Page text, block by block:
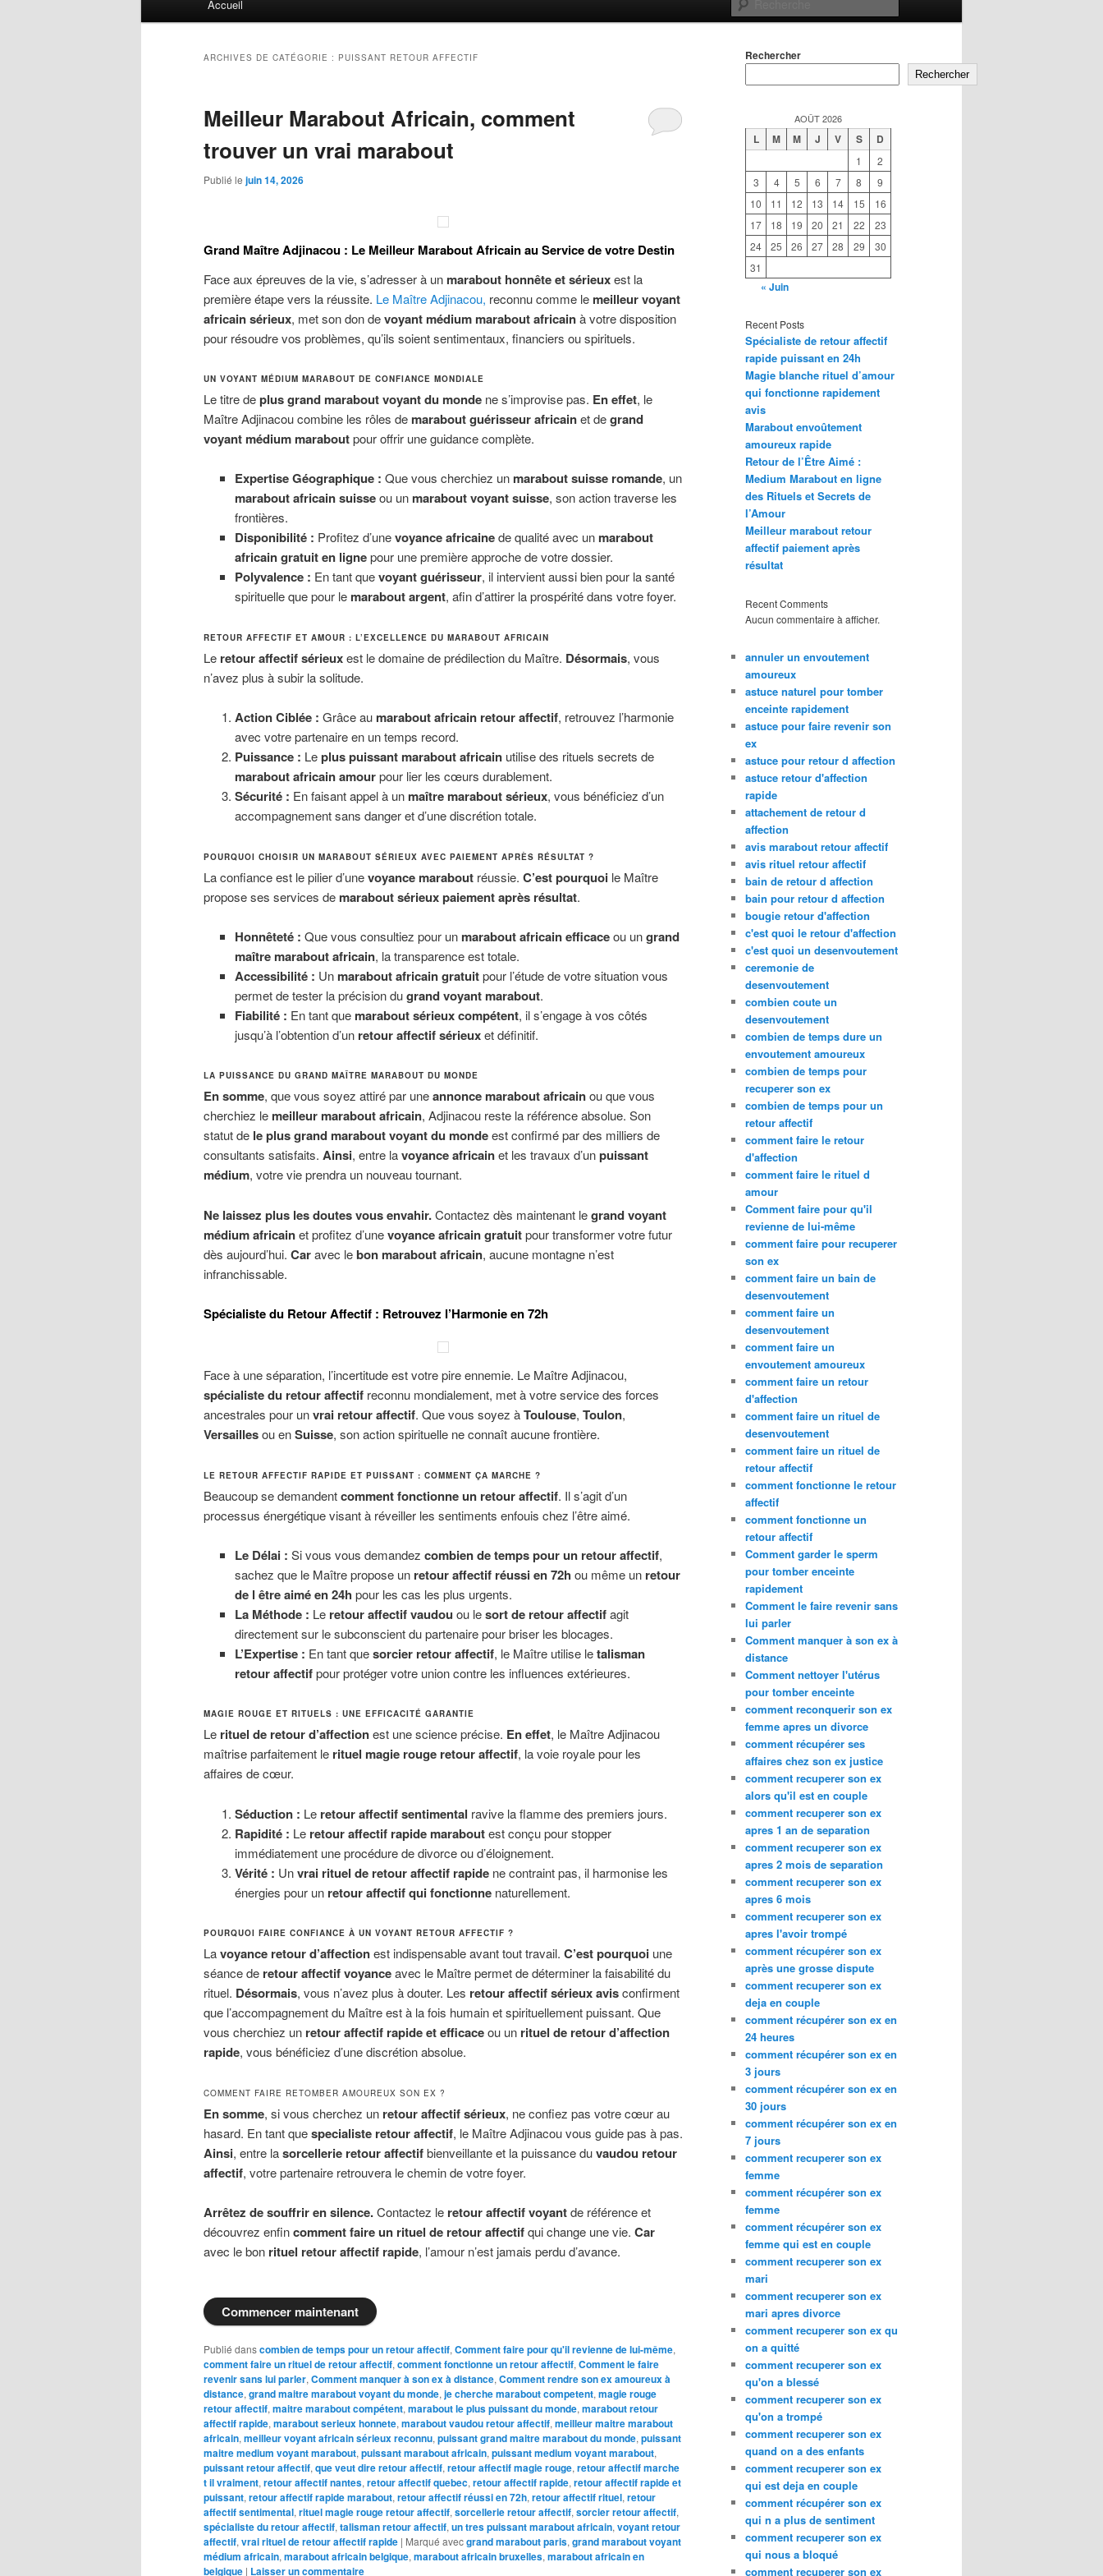
Accueil
ARCHIVES DE CATÉGORIE : PUISSANT RETOUR AFFECTIF
Meilleur Marabout Africain, comment
trouver un vrai marabout
Publié le juin 14, 2026
Grand Maître Adjinacou : Le Meilleur Marabout Africain au Service de votre Destin
Face aux épreuves de la vie, s’adresser à un marabout honnête et sérieuxest la
première étape vers la réussite. Le Maître Adjinacou, reconnu comme le meilleur voyant
africain sérieux, met son don devoyant médium marabout africainà votre disposition
pour résoudre vos problèmes, qu’ils soient sentimentaux, financiers ou spirituels.
UN VOYANT MÉDIUM MARABOUT DE CONFIANCE MONDIALE
Le titre deplus grand marabout voyant du monde ne s’improvise pas. En effet, le
Maître Adjinacou combine les rôles de marabout guérisseur africainet degrand
voyant médium maraboutpour offrir une guidance complète.
Expertise Géographique : Que vous cherchiez un marabout suisse romande, un
marabout africain suisseou un marabout voyant suisse, son action traverse les
frontières.
Disponibilité : Profitez d’unevoyance africainede qualité avec un marabout
africain gratuit en lignepour une première approche de votre dossier.
Polyvalence : En tant quevoyant guérisseur, il intervient aussi bien pour la santé
spirituelle que pour le marabout argent, afin d’attirer la prospérité dans votre foyer.
RETOUR AFFECTIF ET AMOUR : L’EXCELLENCE DU MARABOUT AFRICAIN
Le retour affectif sérieuxest le domaine de prédilection du Maître. Désormais, vous
n’avez plus à subir la solitude.
Action Ciblée : Grâce au marabout africain retour affectif, retrouvez l’harmonie
avec votre partenaire en un temps record.
Puissance : Leplus puissant marabout africainutilise des rituels secrets de
marabout africain amourpour lier les cœurs durablement.
Sécurité : En faisant appel à un maître marabout sérieux, vous bénéficiez d’un
accompagnement sans danger et d’une discrétion totale.
POURQUOI CHOISIR UN MARABOUT SÉRIEUX AVEC PAIEMENT APRÈS RÉSULTAT ?
La confiance est le pilier d’unevoyance marabout réussie. C’est pourquoi le Maître
propose ses services de marabout sérieux paiement après résultat.
Honnêteté : Que vous consultiez pour un marabout africain efficaceou ungrand
maître marabout africain, la transparence est totale.
Accessibilité : Un marabout africain gratuitpour l’étude de votre situation vous
permet de tester la précision dugrand voyant marabout.
Fiabilité : En tant que marabout sérieux compétent, il s’engage à vos côtés
jusqu’à l’obtention d’un retour affectif sérieuxet définitif.
LA PUISSANCE DU GRAND MAÎTRE MARABOUT DU MONDE
En somme, que vous soyez attiré par uneannonce marabout africainou que vous
cherchiez le meilleur marabout africain, Adjinacou reste la référence absolue. Son
statut de le plus grand marabout voyant du mondeest confirmé par des milliers de
consultants satisfaits. Ainsi, entre lavoyance africainet les travaux d’unpuissant
médium, votre vie prendra un nouveau tournant.
Ne laissez plus les doutes vous envahir.Contactez dès maintenant legrand voyant
médium africainet profitez d’unevoyance africain gratuitpour transformer votre futur
dès aujourd’hui. Caravec lebon marabout africain, aucune montagne n’est
infranchissable.
Spécialiste du Retour Affectif : Retrouvez l’Harmonie en 72h
Face à une séparation, l’incertitude est votre pire ennemie. Le Maître Adjinacou,
spécialiste du retour affectif reconnu mondialement, met à votre service des forces
ancestrales pour unvrai retour affectif. Que vous soyez àToulouse, Toulon,
Versaillesou enSuisse, son action spirituelle ne connaît aucune frontière.
LE RETOUR AFFECTIF RAPIDE ET PUISSANT : COMMENT ÇA MARCHE ?
Beaucoup se demandentcomment fonctionne un retour affectif. Il s’agit d’un
processus énergétique visant à réveiller les sentiments enfouis chez l’être aimé.
Le Délai : Si vous vous demandez combien de temps pour un retour affectif,
sachez que le Maître propose un retour affectif réussi en 72h ou même un retour
de l être aimé en 24h pour les cas les plus urgents.
La Méthode : Le retour affectif vaudou ou lesort de retour affectifagit
directement sur le subconscient du partenaire pour briser les blocages.
L’Expertise : En tant quesorcier retour affectif, le Maître utilise letalisman
retour affectifpour protéger votre union contre les influences extérieures.
MAGIE ROUGE ET RITUELS : UNE EFFICACITÉ GARANTIE
Le rituel de retour d’affectionest une science précise. En effet, le Maître Adjinacou
maîtrise parfaitement le rituel magie rouge retour affectif, la voie royale pour les
affaires de cœur.
Séduction : Le retour affectif sentimental ravive la flamme des premiers jours.
Rapidité : Le retour affectif rapide maraboutest conçu pour stopper
immédiatement une procédure de divorce ou d’éloignement.
Vérité : Unvrai rituel de retour affectif rapidene contraint pas, il harmonise les
énergies pour un retour affectif qui fonctionnenaturellement.
POURQUOI FAIRE CONFIANCE À UN VOYANT RETOUR AFFECTIF ?
Lavoyance retour d’affectionest indispensable avant tout travail. C’est pourquoi une
séance de retour affectif voyanceavec le Maître permet de déterminer la faisabilité du
rituel. Désormais, vous n’avez plus à douter. Les retour affectif sérieux avisconfirment
que l’accompagnement du Maître est à la fois humain et spirituellement puissant. Que
vous cherchiez un retour affectif rapide et efficaceou un rituel de retour d’affection
rapide, vous bénéficiez d’une discrétion absolue.
COMMENT FAIRE RETOMBER AMOUREUX SON EX ?
En somme, si vous cherchez un retour affectif sérieux, ne confiez pas votre cœur au
hasard. En tant quespecialiste retour affectif, le Maître Adjinacou vous guide pas à pas.
Ainsi, entre lasorcellerie retour affectifbienveillante et la puissance duvaudou retour
affectif, votre partenaire retrouvera le chemin de votre foyer.
Arrêtez de souffrir en silence.Contactez le retour affectif voyantde référence et
découvrez enfincomment faire un rituel de retour affectifqui change une vie. Car
avec le bon rituel retour affectif rapide, l’amour n’est jamais perdu d’avance.
Commencer maintenant
Publié danscombien de temps pour un retour affectif, Comment faire pour qu'il revienne de lui-même,
comment faire un rituel de retour affectif, comment fonctionne un retour affectif, Comment le faire
revenir sans lui parler, Comment manquer à son ex à distance, Comment rendre son ex amoureux à
distance, grand maitre marabout voyant du monde, je cherche marabout competent, magie rouge
retour affectif, maitre marabout compétent, marabout le plus puissant du monde, marabout retour
affectif rapide, marabout serieux honnete, marabout vaudou retour affectif, meilleur maitre marabout
africain, meilleur voyant africain sérieux reconnu, puissant grand maitre marabout du monde, puissant
maitre medium voyant marabout, puissant marabout africain, puissant medium voyant marabout,
puissant retour affectif, que veut dire retour affectif, retour affectif magie rouge, retour affectif marche
t il vraiment, retour affectif nantes, retour affectif quebec, retour affectif rapide, retour affectif rapide et
puissant, retour affectif rapide marabout, retour affectif réussi en 72h, retour affectif rituel, retour
affectif sentimental, rituel magie rouge retour affectif, sorcellerie retour affectif, sorcier retour affectif,
spécialiste du retour affectif, talisman retour affectif, un tres puissant marabout africain, voyant retour
affectif, vrai rituel de retour affectif rapide | Marqué avecgrand marabout paris, grand marabout voyant
médium africain, marabout africain belgique, marabout africain bruxelles, marabout africain en
belgique | Laisser un commentaire
Rechercher
Rechercher
AOÛT 2026
L M M J V S D
1
2
3
4 5 6 7 8
9
10
11 12 13 14 15
16
17
18 19 20 21 22
23
24
25 26 27 28 29
30
31
« Juin
Recent Posts
Spécialiste de retour affectif
rapide puissant en 24h
Magie blanche rituel d’amour
qui fonctionne rapidement
avis
Marabout envoûtement
amoureux rapide
Retour de l’Être Aimé :
Medium Marabout en ligne
des Rituels et Secrets de
l’Amour
Meilleur marabout retour
affectif paiement après
résultat
Recent Comments
Aucun commentaire à afficher.
annuler un envoutement
amoureux
astuce naturel pour tomber
enceinte rapidement
astuce pour faire revenir son
ex
astuce pour retour d affection
astuce retour d'affection
rapide
attachement de retour d
affection
avis marabout retour affectif
avis rituel retour affectif
bain de retour d affection
bain pour retour d affection
bougie retour d'affection
c'est quoi le retour d'affection
c'est quoi un desenvoutement
ceremonie de
desenvoutement
combien coute un
desenvoutement
combien de temps dure un
envoutement amoureux
combien de temps pour
recuperer son ex
combien de temps pour un
retour affectif
comment faire le retour
d'affection
comment faire le rituel d
amour
Comment faire pour qu'il
revienne de lui-même
comment faire pour recuperer
son ex
comment faire un bain de
desenvoutement
comment faire un
desenvoutement
comment faire un
envoutement amoureux
comment faire un retour
d'affection
comment faire un rituel de
desenvoutement
comment faire un rituel de
retour affectif
comment fonctionne le retour
affectif
comment fonctionne un
retour affectif
Comment garder le sperm
pour tomber enceinte
rapidement
Comment le faire revenir sans
lui parler
Comment manquer à son ex à
distance
Comment nettoyer l'utérus
pour tomber enceinte
comment reconquerir son ex
femme apres un divorce
comment récupérer ses
affaires chez son ex justice
comment recuperer son ex
alors qu'il est en couple
comment recuperer son ex
apres 1 an de separation
comment recuperer son ex
apres 2 mois de separation
comment recuperer son ex
apres 6 mois
comment recuperer son ex
apres l'avoir trompé
comment récupérer son ex
après une grosse dispute
comment recuperer son ex
deja en couple
comment récupérer son ex en
24 heures
comment récupérer son ex en
3 jours
comment récupérer son ex en
30 jours
comment récupérer son ex en
7 jours
comment recuperer son ex
femme
comment récupérer son ex
femme
comment récupérer son ex
femme qui est en couple
comment recuperer son ex
mari
comment recuperer son ex
mari apres divorce
comment recuperer son ex qu
on a quitté
comment recuperer son ex
qu'on a blessé
comment recuperer son ex
qu'on a trompé
comment recuperer son ex
quand on a des enfants
comment recuperer son ex
qui est deja en couple
comment récupérer son ex
qui n a plus de sentiment
comment recuperer son ex
qui nous a bloqué
comment recuperer son ex